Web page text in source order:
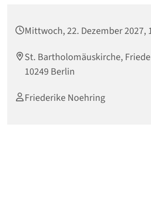
Mittwoch, 22. Dezember 2027,
St. Bartholomäuskirche,
10249 Berlin
Friederike Noehring